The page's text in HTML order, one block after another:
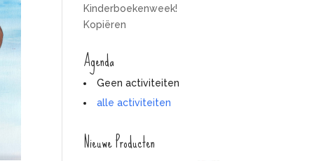
Kinderboekenweek!
Kopiëren
Agenda
Geen activiteiten
alle activiteiten
Nieuwe Producten